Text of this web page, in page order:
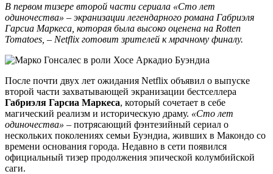
В первом тизере второй части сериала «Сто лет
одиночества» – экранизации легендарного романа Габриэля
Гарсиа Маркеса, которая была высоко оценена на Rotten
Tomatoes, – Netflix готовит зрителей к мрачному финалу.
После почти двух лет ожидания Netflix объявил о выпуске
второй части захватывающей экранизации бестселлера
Габриэля Гарсиа Маркеса, который сочетает в себе
магический реализм и историческую драму. «Сто лет
одиночества» – потрясающий фэнтезийный сериал о
нескольких поколениях семьи Буэндиа, живших в Макондо со
времени основания города. Недавно в сети появился
официальный тизер продолжения эпической колумбийской
саги.